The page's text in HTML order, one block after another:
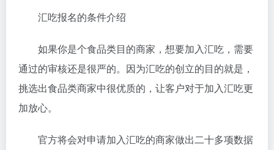
汇吃报名的条件介绍
如果你是个食品类目的商家，想要加入汇吃，需要
通过的审核还是很严的。因为汇吃的创立的目的就是，
挑选出食品类商家中很优质的，让客户对于加入汇吃更
加放心。
官方将会对申请加入汇吃的商家做出二十多项数据